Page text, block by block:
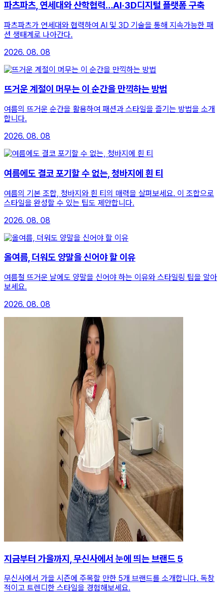
파츠파츠, 연세대와 산학협력…AI·3D디지털 플랫폼 구축
파츠파츠가 연세대와 협력하여 AI 및 3D 기술을 통해 지속가능한 패
션 생태계로 나아간다.
2026. 08. 08
뜨거운 계절이 머무는 이 순간을 만끽하는 방법
여름의 뜨거운 순간을 활용하여 패션과 스타일을 즐기는 방법을 소개
합니다.
2026. 08. 08
여름에도 결코 포기할 수 없는, 청바지에 흰 티
여름의 기본 조합, 청바지와 흰 티의 매력을 살펴보세요. 이 조합으로
스타일을 완성할 수 있는 팁도 제안합니다.
2026. 08. 08
올여름, 더워도 양말을 신어야 할 이유
여름철 뜨거운 날에도 양말을 신어야 하는 이유와 스타일링 팁을 알아
보세요.
2026. 08. 08
지금부터 가을까지, 무신사에서 눈에 띄는 브랜드 5
무신사에서 가을 시즌에 주목할 만한 5개 브랜드를 소개합니다. 독창
적이고 트렌디한 스타일을 경험해보세요.